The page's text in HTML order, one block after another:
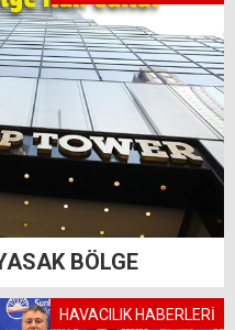
BÖLGE
HAVACILIK HABERLERİ